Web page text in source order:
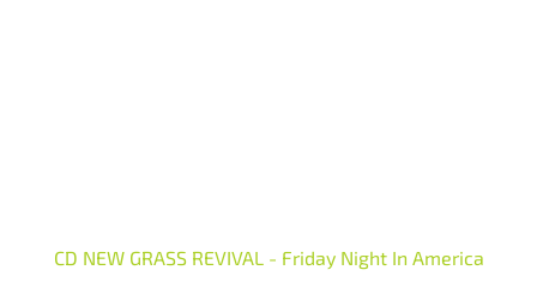
CD NEW GRASS REVIVAL - Friday Night In America